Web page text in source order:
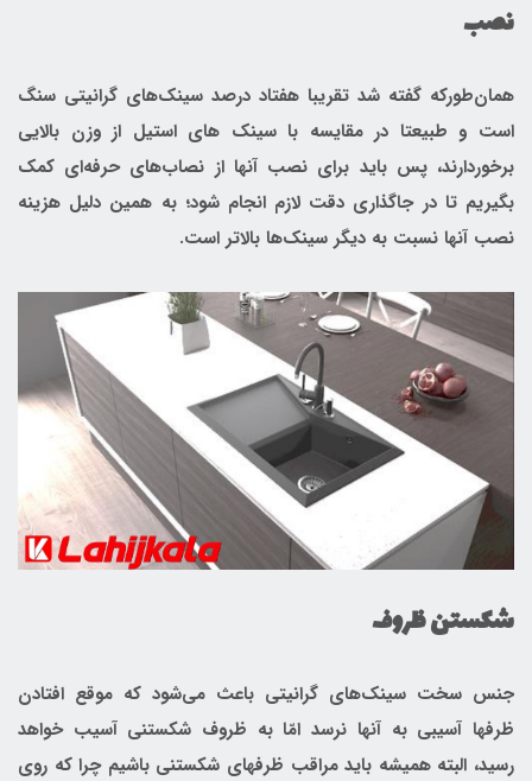
نصب
همان‌طورکه گفته شد تقریبا هفتاد درصد سینک‌های گرانیتی سنگ
است و طبیعتا در مقایسه با سینک های استیل از وزن بالایی
برخوردارند، پس باید برای نصب آنها از نصاب‌های حرفه‌ای کمک
بگیریم تا در جاگذاری دقت لازم انجام شود؛ به همین دلیل هزینه
نصب آنها نسبت به دیگر سینک‌ها بالاتر است.
شکستن ظروف
جنس سخت سینک‌های گرانیتی باعث می‌شود که موقع افتادن
ظرفها آسیبی به آنها نرسد امّا به ظروف شکستنی آسیب خواهد
رسید، البته همیشه باید مراقب ظرفهای شکستنی باشیم چرا که روی